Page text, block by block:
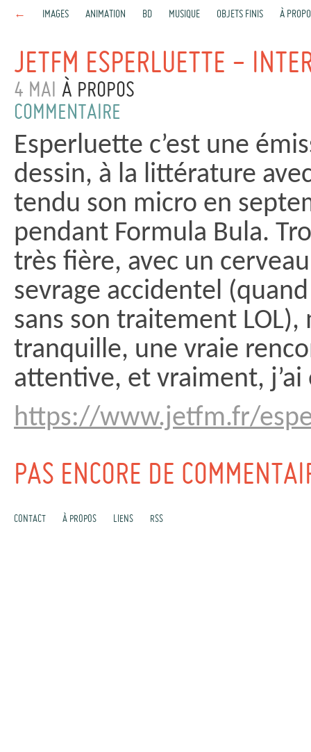
← IMAGES ANIMATION BD MUSIQUE OBJETS FINIS À
JETFM ESPERLUETTE -
4 MAI À PROPOS
COMMENTAIRE
Esperluette c’est une
dessin, à la littérature
tendu son micro en
pendant Formula Bula.
très fière, avec un
sevrage accidentel
sans son traitement LOL),
tranquille, une vraie
attentive, et vraiment, j’ai
https://www.jetfm.fr/
PAS ENCORE DE
CONTACT À PROPOS LIENS RSS